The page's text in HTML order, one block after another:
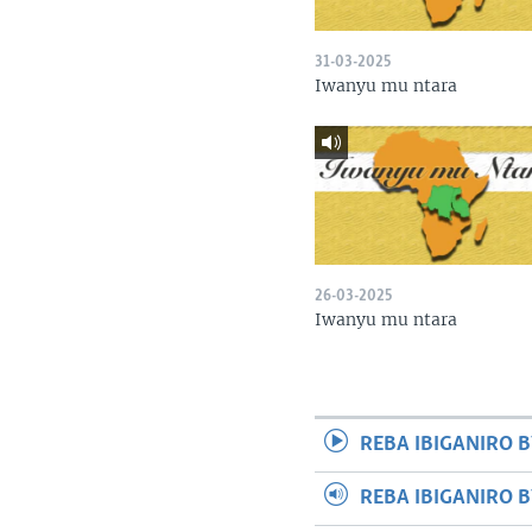
31-03-2025
Iwanyu mu ntara
26-03-2025
Iwanyu mu ntara
REBA IBIGANIRO
REBA IBIGANIRO